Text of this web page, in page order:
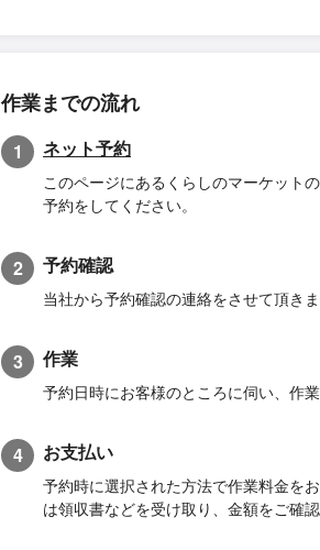
作業までの流れ
1 ネット予約
このページにあるくらしのマーケット
予約をしてください。
2 予約確認
当社から予約確認の連絡をさせて頂きま
3 作業
予約日時にお客様のところに伺い、作業
4 お支払い
予約時に選択された方法で作業料金を
は領収書などを受け取り、金額をご確認